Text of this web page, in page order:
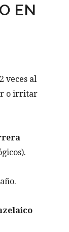
EN
veces al
o irritar